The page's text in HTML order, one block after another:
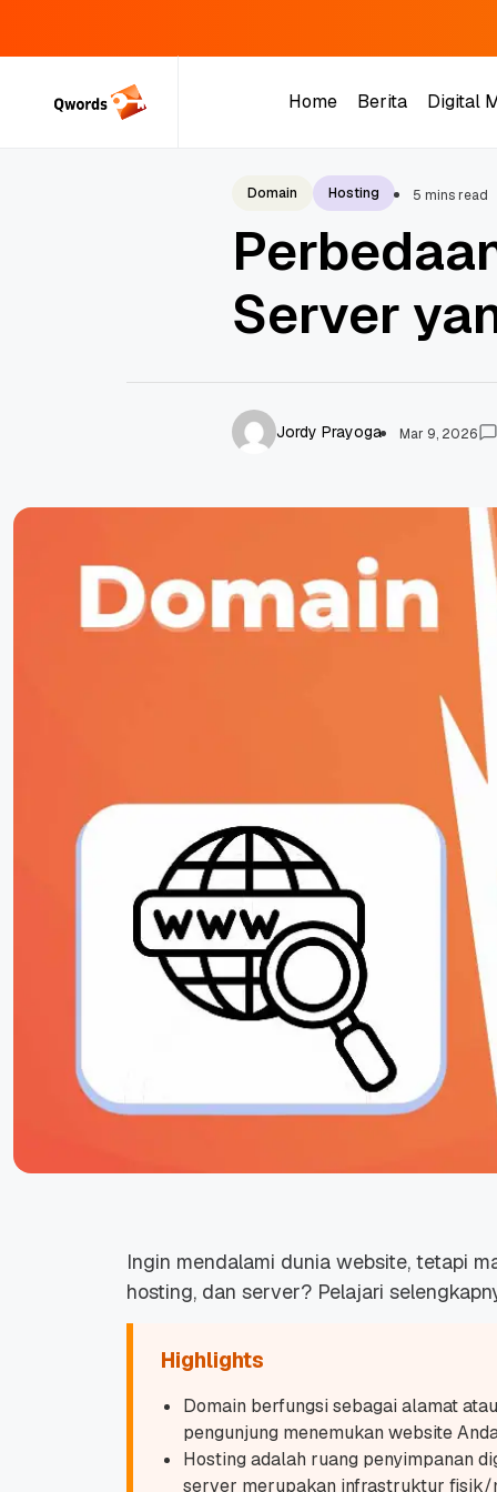
Home
Berita
Digital
Domain Hosting 5 mins read
Server
Jordy Prayoga Mar 9, 2026
Ingin mendalami dunia website, tetapi
hosting, dan server? Pelajari
Highlights
Domain berfungsi sebagai alamat
pengunjung menemukan website
Hosting adalah ruang penyimpanan
server merupakan infrastruktur fisik/